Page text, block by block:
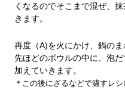
くなるのでそこまで混ぜ、
きます。
再度（A)を火にかけ、鍋のま
先ほどのボウルの中に、泡
加えていきます。
＊この後にざるなどで濾すレ